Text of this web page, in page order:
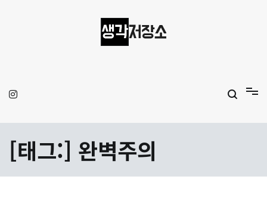
[태그:] 완벽주의